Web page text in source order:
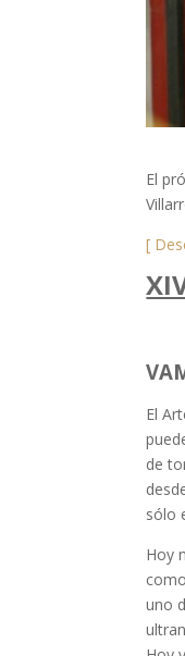
El
[
El
de
sólo
Hoy
uno